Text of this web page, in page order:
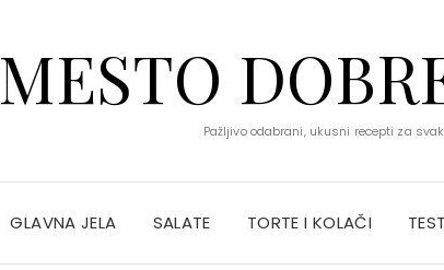
MESTO
Pažljivo odabrani, ukusni recepti za
GLAVNA JELA SALATE TORTE I KOLAČI